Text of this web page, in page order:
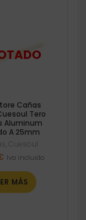
Cañas
Tero
Aluminum
A 25mm
,Cuesoul
Iva incluido
MÁS